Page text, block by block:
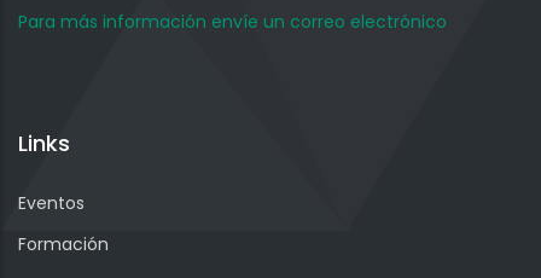
Para más información envíe un correo electrónico
Links
Eventos
Formación